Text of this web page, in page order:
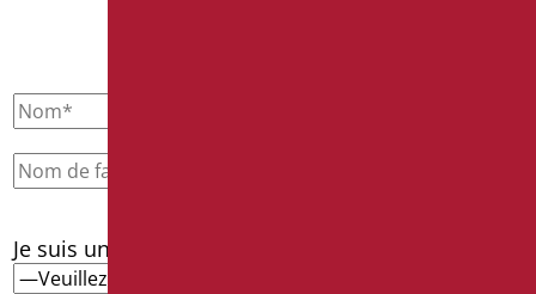
Je suis un*